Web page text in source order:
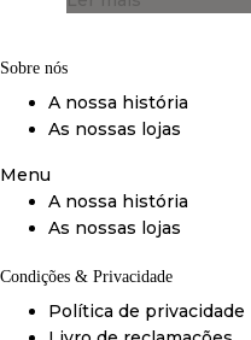
Sobre nós
A nossa história
As nossas lojas
Menu
A nossa história
As nossas lojas
Condições & Privacidade
Política de privacidade